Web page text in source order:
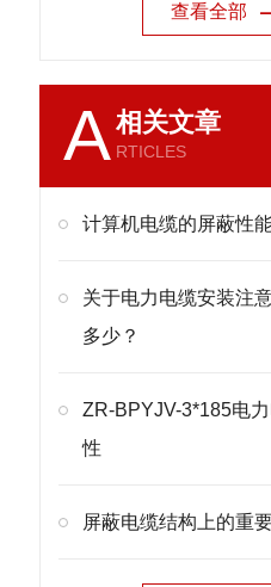
查看全部
A相关文章
RTICLES
计算机电缆的屏蔽性
关于电力电缆安装注
多少？
ZR-BPYJV-3*185电
性
屏蔽电缆结构上的重